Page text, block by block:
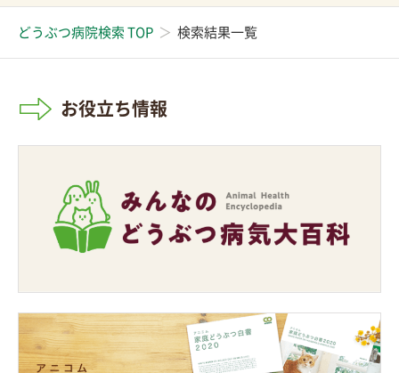
どうぶつ病院検索 TOP 検索結果一覧
お役立ち情報